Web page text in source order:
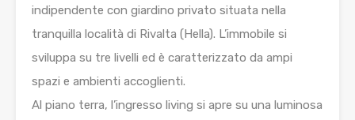
indipendente con giardino privato situata nella
tranquilla località di Rivalta (Hella). L’immobile si
sviluppa su tre livelli ed è caratterizzato da ampi
spazi e ambienti accoglienti.
Al piano terra, l’ingresso living si apre su una luminosa